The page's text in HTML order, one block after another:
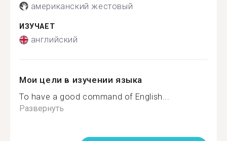
американский жестовый
ИЗУЧАЕТ
английский
Мои цели в изучении языка
To have a good command of English...
Развернуть